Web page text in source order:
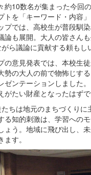
約10数名が集まった今回
トを「キーワード・内容
プでは、高校生が普段馴
論も展開。大人の皆さん
ら議論に貢献する頼もし
の意見発表では、本校生
勢の大人の前で物怖じす
ンテーションしました。
たい財産となったはずで
ちは地元のまちづくりに
る知的刺激は、学習への
ょう。地域に飛び出し、
す。